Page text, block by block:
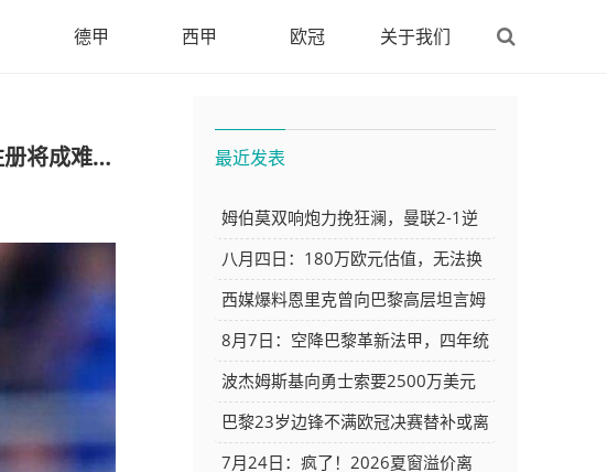
德甲 西甲 欧冠 关于我们
不是不买外援，是真不敢买！国米夏季转会必须瞄准意甲培养之才俊，否则欧冠注册将成难题？ 最近发表
姆伯莫双响炮力挽狂澜，曼联2-1逆
袭西甲强敌，热身赛豪取2连胜
八月四日：180万欧元估值，无法换
来德甲一分一秒！王钰栋需要思考清
楚一件事
西媒爆料恩里克曾向巴黎高层坦言姆
巴佩已超出其掌控
8月7日：空降巴黎革新法甲，四年统
治足坛，伊布来时为王去时成传奇
波杰姆斯基向勇士索要2500万美元
年薪 远超球队预期
巴黎23岁边锋不满欧冠决赛替补或离
队 阿森纳有意引进
7月24日：疯了！2026夏窗溢价离